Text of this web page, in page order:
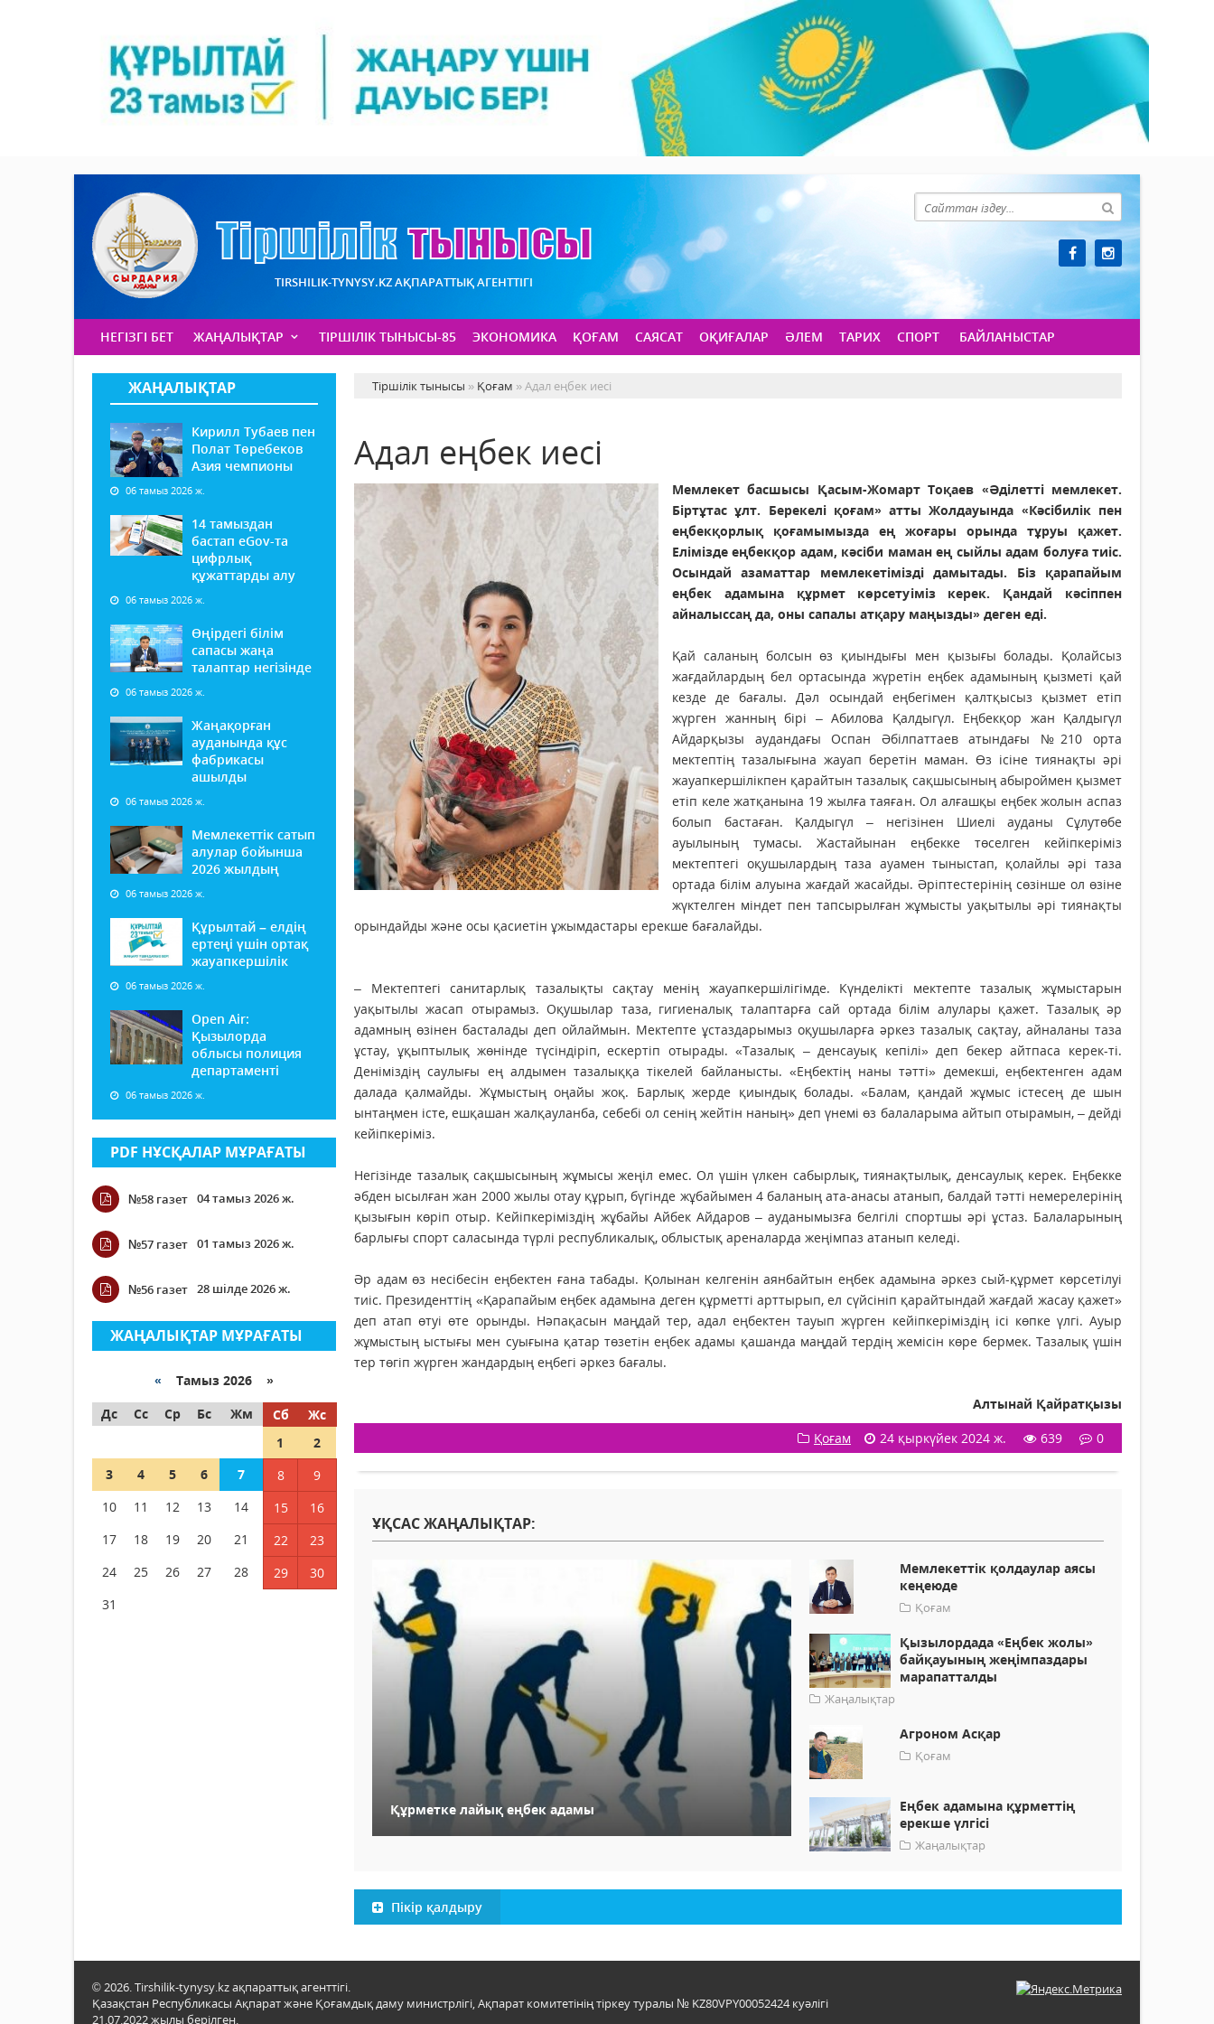
TIRSHILIK-TYNYSY.KZ АҚПАРАТТЫҚ АГЕНТТІГІ
НЕГІЗГІ БЕТ ЖАҢАЛЫҚТАР ТІРШІЛІК ТЫНЫСЫ-85 ЭКОНОМИКА ҚОҒАМ САЯСАТ ОҚИҒАЛАР ӘЛЕМ ТАРИХ СПОРТ БАЙЛАНЫСТАР
ЖАҢАЛЫҚТАР
Кирилл Тубаев пен
Полат Төребеков
Азия чемпионы
06 тамыз 2026 ж.
14 тамыздан
бастап еGov-та
цифрлық
құжаттарды алу
06 тамыз 2026 ж.
Өңірдегі білім
сапасы жаңа
талаптар негізінде
06 тамыз 2026 ж.
Жаңақорған
ауданында құс
фабрикасы
ашылды
06 тамыз 2026 ж.
Мемлекеттік сатып
алулар бойынша
2026 жылдың
06 тамыз 2026 ж.
Құрылтай – елдің
ертеңі үшін ортақ
жауапкершілік
06 тамыз 2026 ж.
Open Air:
Қызылорда
облысы полиция
департаменті
06 тамыз 2026 ж.
PDF НҰСҚАЛАР МҰРАҒАТЫ
№58 газет 04 тамыз 2026 ж.
№57 газет 01 тамыз 2026 ж.
№56 газет 28 шілде 2026 ж.
ЖАҢАЛЫҚТАР МҰРАҒАТЫ
« Тамыз 2026 »
Дс
Сс Ср Бс Жм Сб
Жс
1
2
3
4 5 6 7 8
9
10
11 12 13 14 15
16
17
18 19 20 21 22
23
24
25 26 27 28 29
30
31
Тіршілік тынысы » Қоғам » Адал еңбек иесі
Адал еңбек иесі
Мемлекет басшысы Қасым-Жомарт Тоқаев «Әділетті мемлекет.
Біртұтас ұлт. Берекелі қоғам» атты Жолдауында «Кәсібилік пен
еңбекқорлық қоғамымызда ең жоғары орында тұруы қажет.
Елімізде еңбекқор адам, кәсіби маман ең сыйлы адам болуға тиіс.
Осындай азаматтар мемлекетімізді дамытады. Біз қарапайым
еңбек адамына құрмет көрсетуіміз керек. Қандай кәсіппен
айналыссаң да, оны сапалы атқару маңызды» деген еді.
Қай саланың болсын өз қиындығы мен қызығы болады. Қолайсыз
жағдайлардың бел ортасында жүретін еңбек адамының қызметі қай
кезде де бағалы. Дәл осындай еңбегімен қалтқысыз қызмет етіп
жүрген жанның бірі – Абилова Қалдыгүл. Еңбекқор жан Қалдыгүл
Айдарқызы аудандағы Оспан Әбілпаттаев атындағы №210 орта
мектептің тазалығына жауап беретін маман. Өз ісіне тиянақты әрі
жауапкершілікпен қарайтын тазалық сақшысының абыроймен қызмет
етіп келе жатқанына 19 жылға таяған. Ол алғашқы еңбек жолын аспаз
болып бастаған. Қалдыгүл – негізінен Шиелі ауданы Сұлутөбе
ауылының тумасы. Жастайынан еңбекке төселген кейіпкеріміз
мектептегі оқушылардың таза ауамен тыныстап, қолайлы әрі таза
ортада білім алуына жағдай жасайды. Әріптестерінің сөзінше ол өзіне
жүктелген міндет пен тапсырылған жұмысты уақытылы әрі тиянақты
орындайды және осы қасиетін ұжымдастары ерекше бағалайды.
– Мектептегі санитарлық тазалықты сақтау менің жауапкершілігімде. Күнделікті мектепте тазалық жұмыстарын
уақытылы жасап отырамыз. Оқушылар таза, гигиеналық талаптарға сай ортада білім алулары қажет. Тазалық әр
адамның өзінен басталады деп ойлаймын. Мектепте ұстаздарымыз оқушыларға әркез тазалық сақтау, айналаны таза
ұстау, ұқыптылық жөнінде түсіндіріп, ескертіп отырады. «Тазалық – денсауық кепілі» деп бекер айтпаса керек-ті.
Деніміздің саулығы ең алдымен тазалыққа тікелей байланыс­ты. «Еңбектің наны тәтті» демекші, еңбектенген адам
далада қалмайды. Жұмыстың оңайы жоқ. Барлық жерде қиындық болады. «Балам, қандай жұмыс істесең де шын
ынтаңмен істе, ешқашан жалқауланба, себебі ол сенің жейтін наның» деп үнемі өз балаларыма айтып отырамын, – дейді
кейіпкеріміз.
Негізінде тазалық сақшысының жұмысы жеңіл емес. Ол үшін үлкен сабырлық, тиянақтылық, денсаулық керек. Еңбекке
әбден ысылған жан 2000 жылы отау құрып, бүгінде жұбайымен 4 баланың ата-анасы атанып, балдай тәтті немерелерінің
қызығын көріп отыр. Кейіпкеріміздің жұбайы Айбек Айдаров – ауданымызға белгілі спортшы әрі ұстаз. Балаларының
барлығы спорт саласында түрлі республикалық, облыстық ареналарда жеңімпаз атанып келеді.
Әр адам өз несібесін еңбектен ғана табады. Қолынан келгенін аянбайтын еңбек адамына әркез сый-құрмет көрсетілуі
тиіс. Президенттің «Қарапайым еңбек адамына деген құрметті арттырып, ел сүйсініп қарайтындай жағдай жасау қажет»
деп атап өтуі өте орынды. Нәпақасын маңдай тер, адал еңбектен тауып жүрген кейіп­керіміздің ісі көпке үлгі. Ауыр
жұмыстың ыстығы мен суығына қатар төзетін еңбек адамы қашанда маңдай тердің жемісін көре бермек. Тазалық үшін
тер төгіп жүрген жандардың еңбегі әркез бағалы.
Алтынай Қайратқызы
Қоғам
24 қыркүйек 2024 ж. 639 0
ҰҚСАС ЖАҢАЛЫҚТАР:
Құрметке лайық еңбек адамы
Мемлекеттік қолдаулар аясы
кеңеюде
Қоғам
Қызылордада «Еңбек жолы»
байқауының жеңімпаздары
марапатталды
Жаңалықтар
Агроном Асқар
Қоғам
Еңбек адамына құрметтің
ерекше үлгісі
Жаңалықтар
Пікір қалдыру
© 2026. Tirshilik-tynysy.kz ақпараттық агенттігі.
Қазақстан Республикасы Ақпарат және Қоғамдық даму министрлігі, Ақпарат комитетінің тіркеу туралы № KZ80VPY00052424 куәлігі
21.07.2022 жылы берілген.